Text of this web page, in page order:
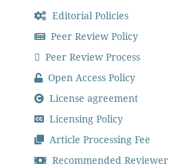
Editorial Policies
Peer Review Policy
Peer Review Process
Open Access Policy
License agreement
Licensing Policy
Article Processing Fee
Recommended Reviewer